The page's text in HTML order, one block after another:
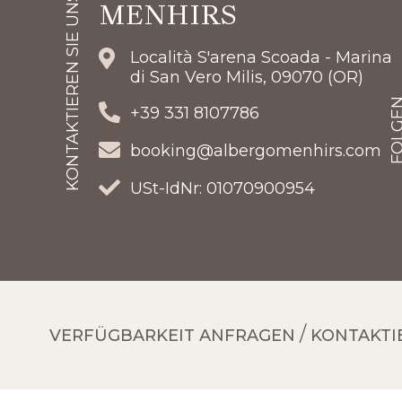
MENHIRS
Località S'arena Scoada - Marina
di San Vero Milis, 09070 (OR)
+39 331 8107786
booking@albergomenhirs.com
USt-IdNr: 01070900954
KONTAKTIEREN SIE UNS F
O
L
G
E
N
S
I
E
U
N
VERFÜGBARKEIT ANFRAGEN